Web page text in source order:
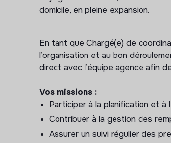
domicile, en pleine expansion.
En tant que Chargé(e) de
l’organisation et au bon
direct avec l’équipe agence afin
Vos missions :
Participer à la planification et à
Contribuer à la gestion des
Assurer un suivi régulier des